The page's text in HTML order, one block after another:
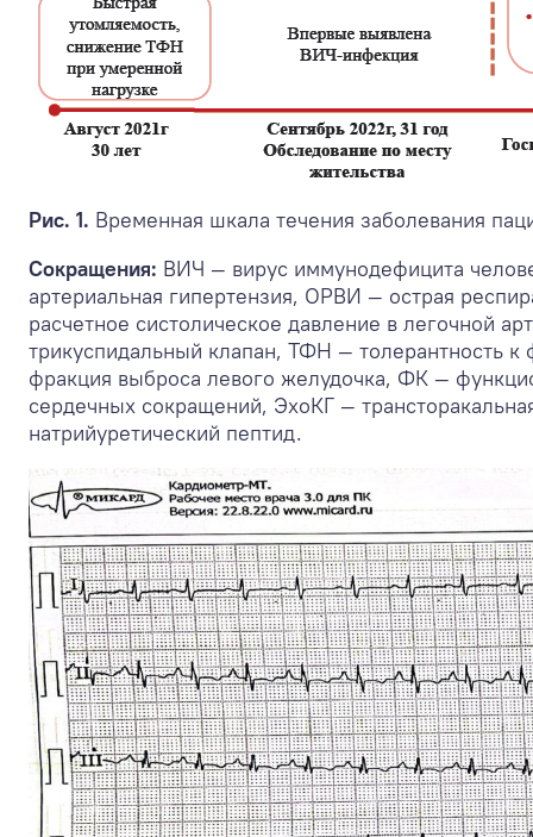
Рис. 1. Временная шкала течения заболевания
Сокращения: ВИЧ — вирус иммунодефицита
артериальная гипертензия, ОРВИ — острая
расчетное систолическое давление в легочной
трикуспидальный клапан, ТФН —
фракция выброса левого желудочка, ФК —
сердечных сокращений, ЭхоКГ —
натрийуретический пептид.